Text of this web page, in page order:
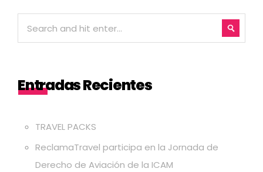
Entradas Recientes
TRAVEL PACKS
ReclamaTravel participa en la Jornada de
Derecho de Aviación de la ICAM